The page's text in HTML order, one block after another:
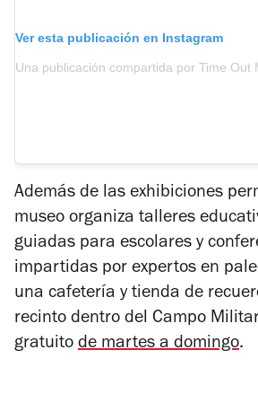
Ver esta publicación en Instagram
Además de las exhibiciones
museo organiza talleres
guiadas para escolares y
impartidas por expertos en
una cafetería y tienda de
recinto dentro del Campo
gratuito de martes a domingo.